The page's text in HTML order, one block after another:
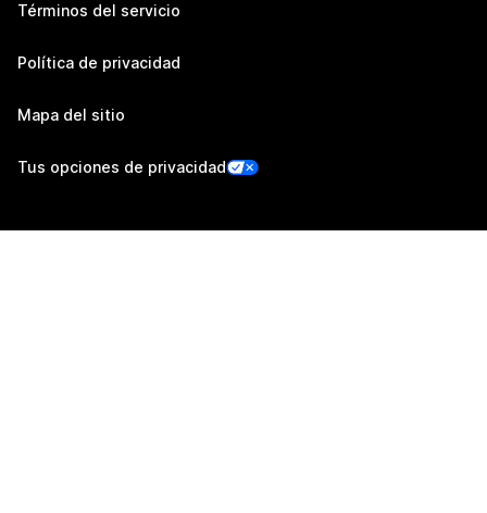
Términos del servicio
Política de privacidad
Mapa del sitio
Tus opciones de privacidad